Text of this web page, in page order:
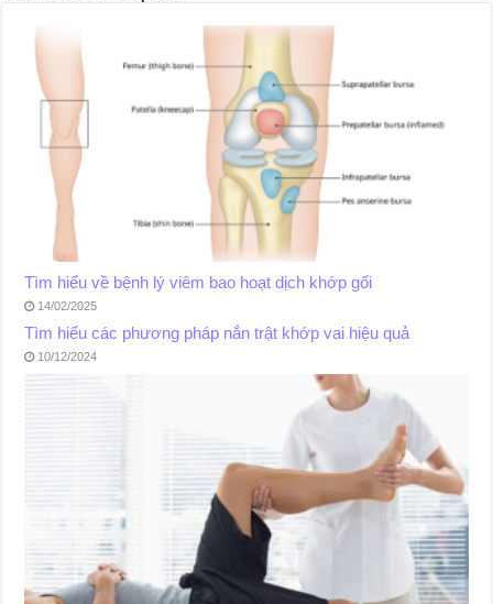
Tìm hiểu về bệnh lý viêm bao hoạt dịch khớp gối
14/02/2025
Tìm hiểu các phương pháp nắn trật khớp vai hiệu quả
10/12/2024